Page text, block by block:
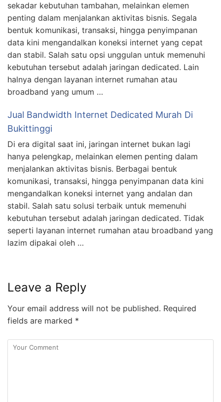
sekadar kebutuhan tambahan, melainkan elemen
penting dalam menjalankan aktivitas bisnis. Segala
bentuk komunikasi, transaksi, hingga penyimpanan
data kini mengandalkan koneksi internet yang cepat
dan stabil. Salah satu opsi unggulan untuk memenuhi
kebutuhan tersebut adalah jaringan dedicated. Lain
halnya dengan layanan internet rumahan atau
broadband yang umum …
Jual Bandwidth Internet Dedicated Murah Di
Bukittinggi
Di era digital saat ini, jaringan internet bukan lagi
hanya pelengkap, melainkan elemen penting dalam
menjalankan aktivitas bisnis. Berbagai bentuk
komunikasi, transaksi, hingga penyimpanan data kini
mengandalkan koneksi internet yang andalan dan
stabil. Salah satu solusi terbaik untuk memenuhi
kebutuhan tersebut adalah jaringan dedicated. Tidak
seperti layanan internet rumahan atau broadband yang
lazim dipakai oleh …
Leave a Reply
Your email address will not be published. Required
fields are marked *